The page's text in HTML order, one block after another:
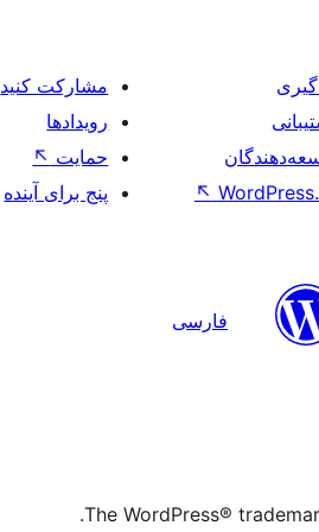
↖
مشارکت کنید
رویدادها
حمایت ↖
پنج برای آینده
فارسی
The WordPress®